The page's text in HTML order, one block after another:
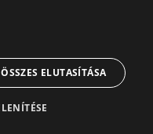
ÖSSZES ELUTASÍTÁSA